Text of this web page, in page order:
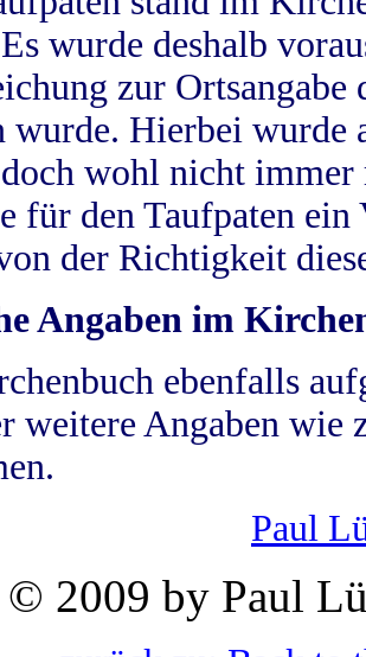
wurde deshalb
zur
wurde. Hierbei wurde
wohl nicht
für den Taufpaten
der Richtigkeit
Angaben im
ebenfalls
weitere Angaben wie
Paul
© 2009 by Paul